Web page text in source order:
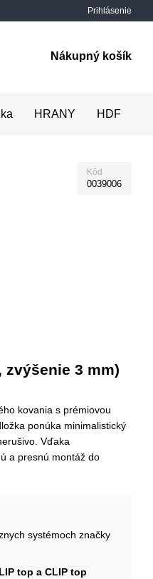
Prihlásenie
Nákupný košík
HRANY HDF
Kôd
0039006
zvýšenie 3 mm)
kovania s prémiovou
ponúka minimalistický
Vďaka
a presnú montáž do
systémoch značky
top a CLIP top